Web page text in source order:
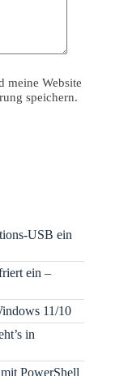
meine Website
speichern.
USB ein
ein –
11/10
in
PowerShell